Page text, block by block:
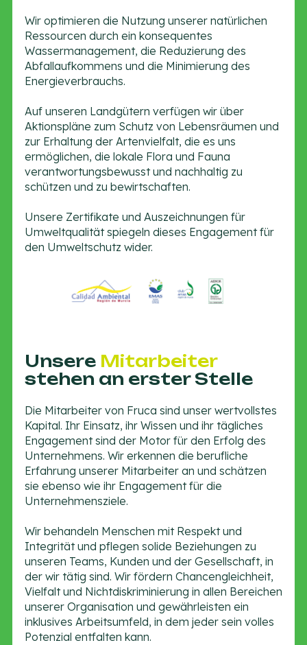
Wir optimieren die Nutzung unserer natürlichen
Ressourcen durch ein konsequentes
Wassermanagement, die Reduzierung des
Abfallaufkommens und die Minimierung des
Energieverbrauchs.
Auf unseren Landgütern verfügen wir über
Aktionspläne zum Schutz von Lebensräumen und
zur Erhaltung der Artenvielfalt, die es uns
ermöglichen, die lokale Flora und Fauna
verantwortungsbewusst und nachhaltig zu
schützen und zu bewirtschaften.
Unsere Zertifikate und Auszeichnungen für
Umweltqualität spiegeln dieses Engagement für
den Umweltschutz wider.
Unsere Mitarbeiter
stehen an erster Stelle
Die Mitarbeiter von Fruca sind unser wertvollstes
Kapital. Ihr Einsatz, ihr Wissen und ihr tägliches
Engagement sind der Motor für den Erfolg des
Unternehmens. Wir erkennen die berufliche
Erfahrung unserer Mitarbeiter an und schätzen
sie ebenso wie ihr Engagement für die
Unternehmensziele.
Wir behandeln Menschen mit Respekt und
Integrität und pflegen solide Beziehungen zu
unseren Teams, Kunden und der Gesellschaft, in
der wir tätig sind. Wir fördern Chancengleichheit,
Vielfalt und Nichtdiskriminierung in allen Bereichen
unserer Organisation und gewährleisten ein
inklusives Arbeitsumfeld, in dem jeder sein volles
Potenzial entfalten kann.